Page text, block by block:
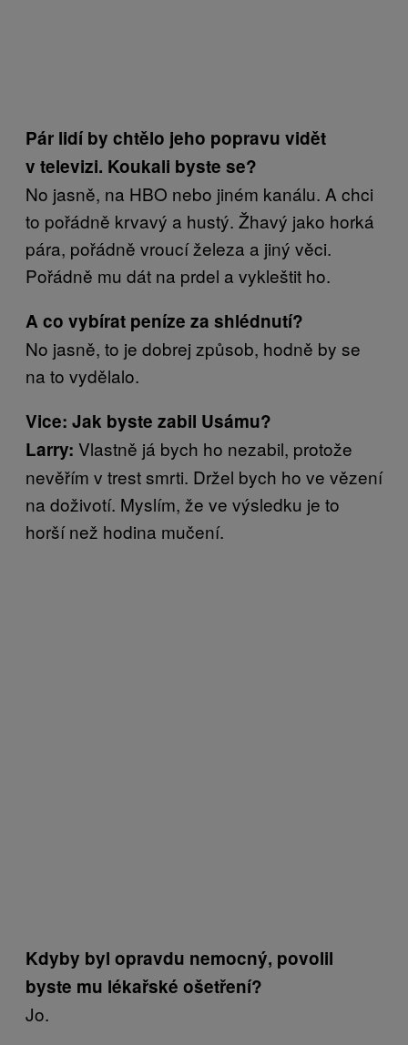
Pár lidí by chtělo jeho popravu vidět
v televizi. Koukali byste se?
No jasně, na HBO nebo jiném kanálu. A chci
to pořádně krvavý a hustý. Žhavý jako horká
pára, pořádně vroucí železa a jiný věci.
Pořádně mu dát na prdel a vykleštit ho.
A co vybírat peníze za shlédnutí?
No jasně, to je dobrej způsob, hodně by se
na to vydělalo.
Vice: Jak byste zabil Usámu?
Larry: Vlastně já bych ho nezabil, protože
nevěřím v trest smrti. Držel bych ho ve vězení
na doživotí. Myslím, že ve výsledku je to
horší než hodina mučení.
Kdyby byl opravdu nemocný, povolil
byste mu lékařské ošetření?
Jo.